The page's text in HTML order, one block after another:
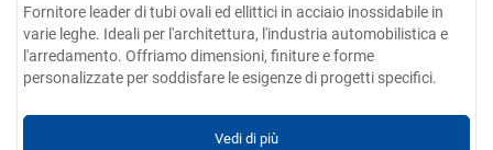
Fornitore leader di tubi ovali ed ellittici in acciaio inossidabile in
varie leghe. Ideali per l'architettura, l'industria automobilistica e
l'arredamento. Offriamo dimensioni, finiture e forme
personalizzate per soddisfare le esigenze di progetti specifici.
Vedi di più